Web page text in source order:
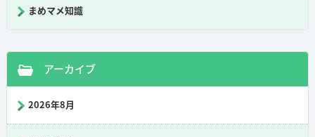
まめマメ知識
アーカイブ
2026年8月